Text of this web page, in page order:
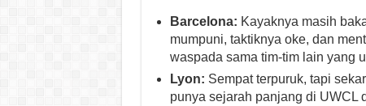
Barcelona: Kayaknya masih
mumpuni, taktiknya oke, dan
waspada sama tim-tim lain yang
Lyon: Sempat terpuruk, tapi
punya sejarah panjang di UWCL